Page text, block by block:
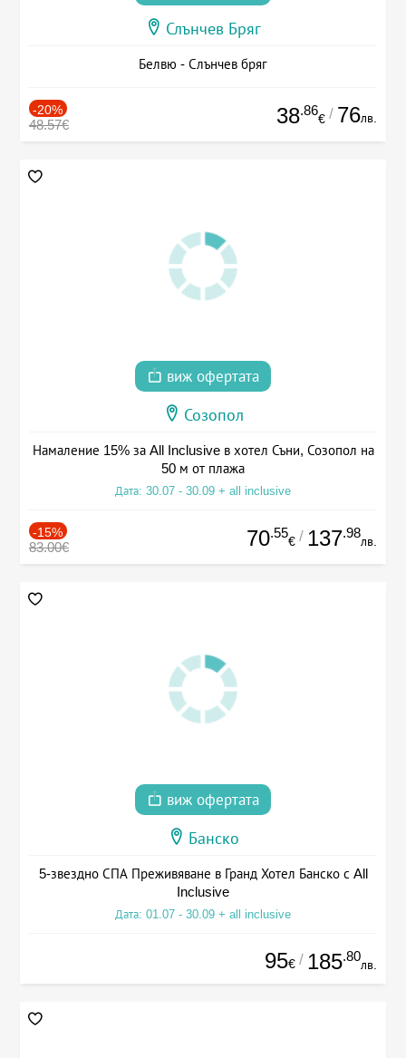
Слънчев Бряг
Белвю - Слънчев бряг
-20%
48.57€ 38.86
€ / 76лв.
виж офертата
Созопол
Намаление 15% за All Inclusive в хотел Съни, Созопол на
50 м от плажа
Дата: 30.07 - 30.09 + all inclusive
-15%
83.00€ 70.55
€ / 137.98
лв.
виж офертата
Банско
5-звездно СПА Преживяване в Гранд Хотел Банско с All
Inclusive
Дата: 01.07 - 30.09 + all inclusive
95€ / 185.80
лв.